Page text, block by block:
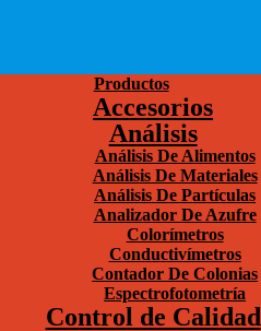
Productos
Accesorios
Análisis
Análisis De Alimentos
Análisis De Materiales
Análisis De Partículas
Analizador De Azufre
Colorímetros
Conductivímetros
Contador De Colonias
Espectrofotometría
Control de Calidad